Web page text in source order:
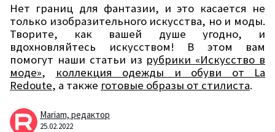
Нет границ для фантазии, и это касается не
только изобразительного искусства, но и моды.
Творите, как вашей душе угодно, и
вдохновляйтесь искусством! В этом вам
помогут наши статьи из рубрики «Искусство в
моде», коллекция одежды и обуви от La
Redoute, а также готовые образы от стилиста.
Mariam, редактор
25.02.2022